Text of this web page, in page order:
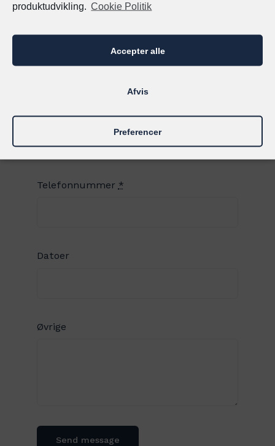
produktudvikling. Cookie Politik
Accepter alle
Afvis
Preferencer
Efternavn
Telefonnummer *
Datoer
Øvrige
Send message